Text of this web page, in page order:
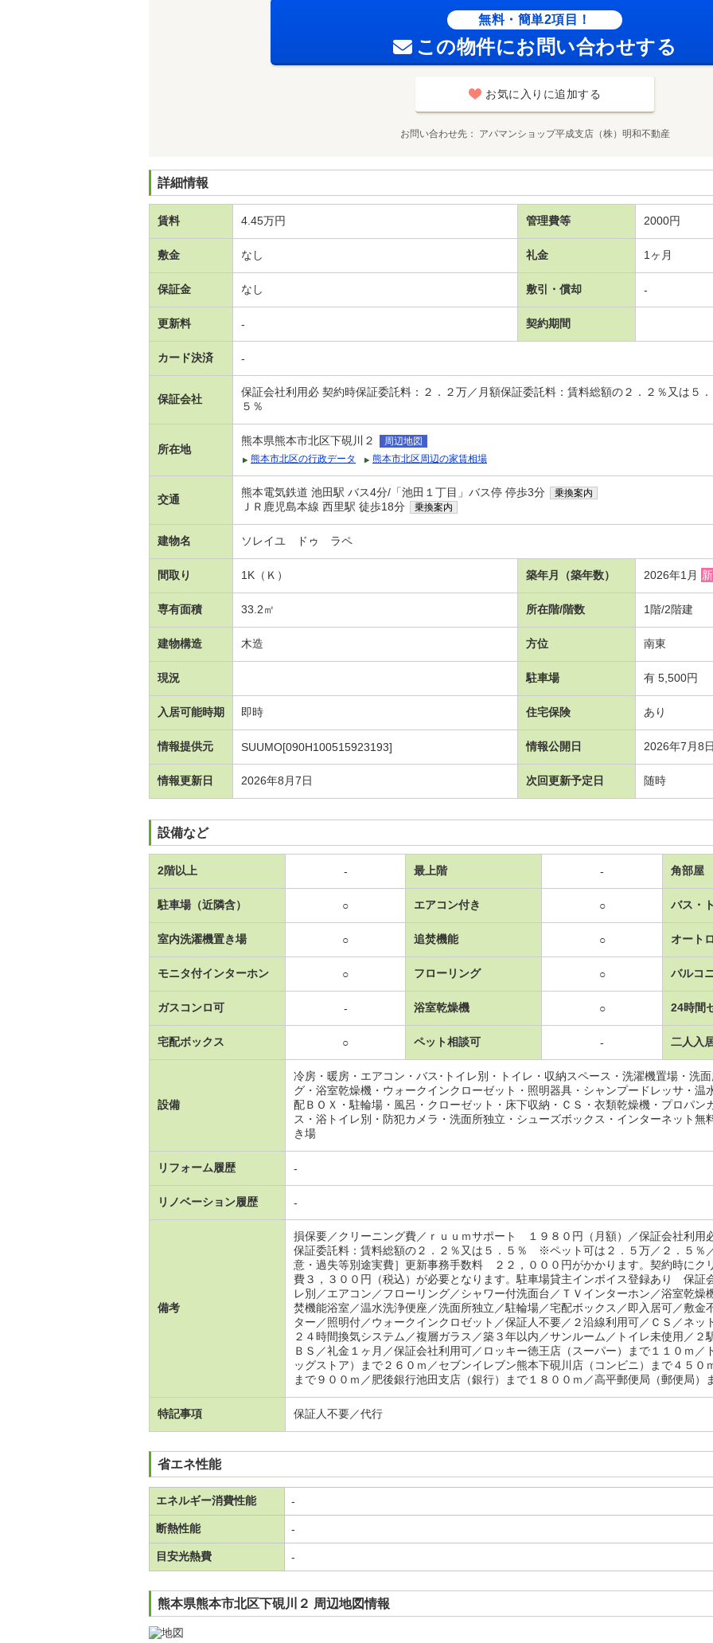
無料・簡単2項目！
この物件にお問い合わせする
お気に入りに追加する
お問い合わせ先 アパマンショップ平成支店（株）明和不動産
詳細情報
賃料 4.45万円 管理費等 2000円
敷金 なし 礼金 1ヶ月
保証金 なし 敷引・償却 -
更新料 - 契約期間
カード決済 -
保証会社
保証会社利用必 契約時保証委託料：２．２万／月額保証委託料：賃料総額の２．２％又は
５％
所在地
熊本県熊本市北区下硯川２
周辺地図
熊本市北区の行政データ
熊本市北区周辺の家賃相場
交通
熊本電気鉄道 池田駅 バス4分/「池田１丁目」バス停 停歩3分 乗換案内
ＪＲ鹿児島本線 西里駅 徒歩18分 乗換案内
建物名 ソレイユ ドゥ ラペ
間取り 1K（Ｋ） 築年月（築年数） 2026年1月
専有面積 33.2㎡ 所在階/階数 1階/2階建
建物構造 木造 方位 南東
現況 駐車場 有 5,500円
入居可能時期 即時 住宅保険 あり
情報提供元 SUUMO[090H100515923193] 情報公開日 2026年7月8日
情報更新日 2026年8月7日 次回更新予定日 随時
設備など
2階以上 - 最上階 - 角部屋
駐車場（近隣含） ○ エアコン付き ○ バス・
室内洗濯機置き場 ○ 追焚機能 ○ オート
モニタ付インターホン ○ フローリング ○ バルコ
ガスコンロ可 - 浴室乾燥機 ○ 24時間
宅配ボックス ○ ペット相談可 - 二人入
設備
冷房・暖房・エアコン・バス･トイレ別・トイレ・収納スペース・洗濯機置場・洗
グ・浴室乾燥機・ウォークインクローゼット・照明器具・シャンプードレッサ・温
配ＢＯＸ・駐輪場・風呂・クローゼット・床下収納・ＣＳ・衣類乾燥機・プロパン
ス・浴トイレ別・防犯カメラ・洗面所独立・シューズボックス・インターネット
き場
リフォーム履歴 -
リノベーション履歴 -
備考
損保要／クリーニング費／ｒｕｕｍサポート １９８０円（月額）／保証会社利用
保証委託料：賃料総額の２．２％又は５．５％ ※ペット可は２．５万／２．５
意・過失等別途実費］更新事務手数料 ２２，０００円がかかります。契約時にク
費３，３００円（税込）が必要となります。駐車場貸主インボイス登録あり 保証
レ別／エアコン／フローリング／シャワー付洗面台／ＴＶインターホン／浴室乾燥
焚機能浴室／温水洗浄便座／洗面所独立／駐輪場／宅配ボックス／即入居可／敷金
ター／照明付／ウォークインクロゼット／保証人不要／２沿線利用可／ＣＳ／ネッ
２４時間換気システム／複層ガラス／築３年以内／サンルーム／トイレ未使用／２
ＢＳ／礼金１ヶ月／保証会社利用可／ロッキー徳王店（スーパー）まで１１０ｍ／
ッグストア）まで２６０ｍ／セブンイレブン熊本下硯川店（コンビニ）まで４５０
まで９００ｍ／肥後銀行池田支店（銀行）まで１８００ｍ／高平郵便局（郵便局）
特記事項 保証人不要／代行
省エネ性能
エネルギー消費性能 -
断熱性能 -
目安光熱費 -
熊本県熊本市北区下硯川２ 周辺地図情報